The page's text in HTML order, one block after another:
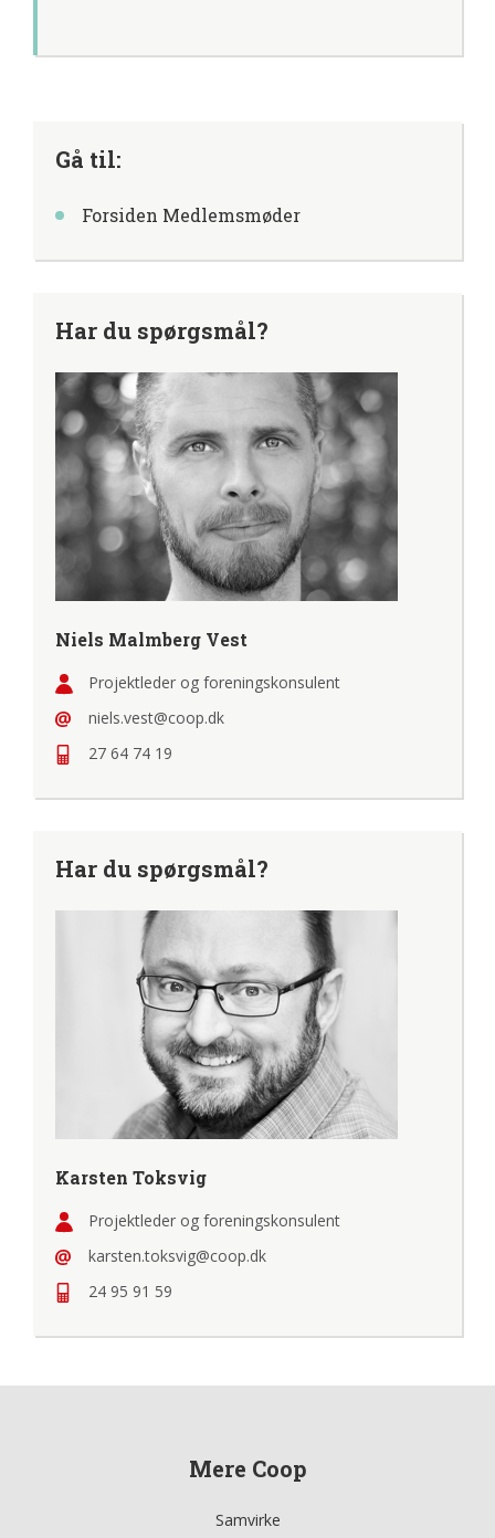
Gå til:
Forsiden Medlemsmøder
Har du spørgsmål?
Niels Malmberg Vest
Projektleder og foreningskonsulent
niels.vest@coop.dk
27 64 74 19
Har du spørgsmål?
Karsten Toksvig
Projektleder og foreningskonsulent
karsten.toksvig@coop.dk
24 95 91 59
Mere Coop
Samvirke